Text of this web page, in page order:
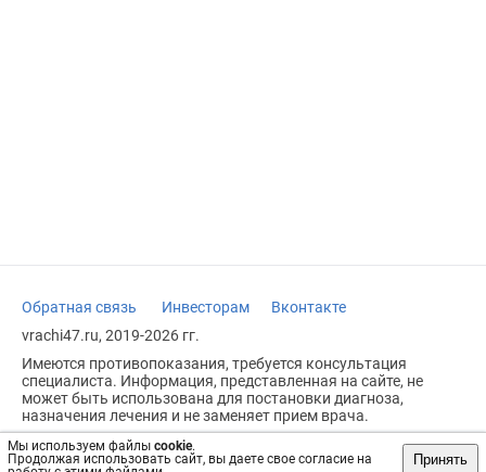
Мы используем файлы cookie.
Продолжая использовать сайт, вы даете свое согласие на
Принять
Обратная связь Инвесторам
Вконтакте
vrachi47.ru, 2019-2026 гг.
Имеются противопоказания, требуется консультация
специалиста. Информация, представленная на сайте, не
может быть использована для постановки диагноза,
назначения лечения и не заменяет прием врача.
Возрастное ограничение: 18+